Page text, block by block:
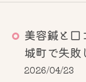
美容鍼と
城町で失敗
2026/04/23